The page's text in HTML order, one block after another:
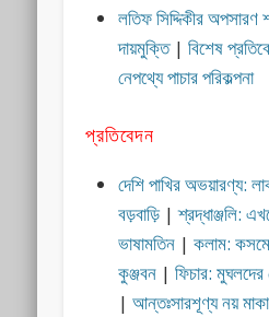
লতিফ সিদ্দিকীর অপসারণ
দায়মুক্তি|বিশেষ
নেপথ্যে পাচার পরিকল্পনা
প্রতিবেদন
দেশি পাখির অভয়ারণ্য:
বড়বাড়ি |শ্রদ্ধাঞ্জলি:
ভাষামতিন |কলাম:
কুঞ্জবন |ফিচার: মুঘলদের
|আন্তঃসারশূণ্য নয়